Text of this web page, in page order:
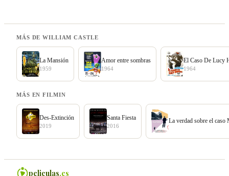
MÁS DE WILLIAM CASTLE
La Mansión
1959
Amor entre sombras
1964
El Caso De Lucy
1964
MÁS EN FILMIN
Des-Extinción
2019
Santa Fiesta
2016
La verdad sobre el caso
peliculas.es